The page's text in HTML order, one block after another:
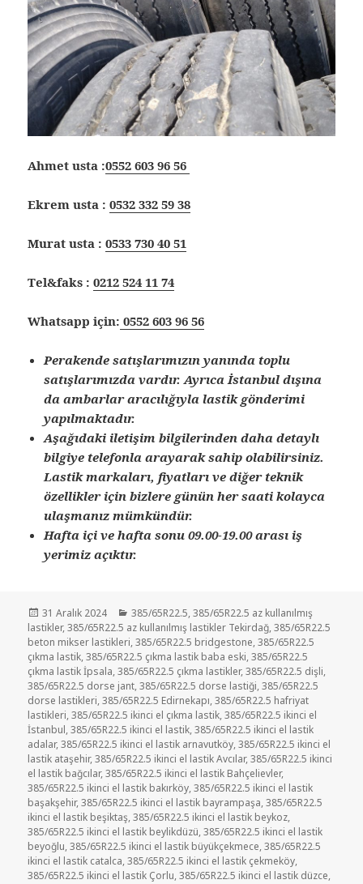
Ahmet usta :0552 603 96 56
Ekrem usta :0532 332 59 38
Murat usta :0533 730 40 51
Tel&faks :0212 524 11 74
Whatsapp için: 0552 603 96 56
Perakende satışlarımızın yanında toplu
satışlarımızda vardır. Ayrıca İstanbul dışına
da ambarlar aracılığıyla lastik gönderimi
yapılmaktadır.
Aşağıdaki iletişim bilgilerinden daha detaylı
bilgiye telefonla arayarak sahip olabilirsiniz.
Lastik markaları, fiyatları ve diğer teknik
özellikler için bizlere günün her saati kolayca
ulaşmanız mümkündür.
Hafta içi ve hafta sonu 09.00-19.00 arası iş
yerimiz açıktır.
Yayın
tarihi
31 Aralık 2024 Kategoriler
385/65R22.5,385/65R22.5 az kullanılmış
lastikler,385/65R22.5 az kullanılmış lastikler Tekirdağ,385/65R22.5
beton mikser lastikleri,385/65R22.5 bridgestone,385/65R22.5
çıkma lastik,385/65R22.5 çıkma lastik baba eski,385/65R22.5
çıkma lastik İpsala,385/65R22.5 çıkma lastikler,385/65R22.5 dişli,
385/65R22.5 dorse jant,385/65R22.5 dorse lastiği,385/65R22.5
dorse lastikleri,385/65R22.5 Edirnekapı,385/65R22.5 hafriyat
lastikleri,385/65R22.5 ikinci el çıkma lastik,385/65R22.5 ikinci el
İstanbul,385/65R22.5 ikinci el lastik,385/65R22.5 ikinci el lastik
adalar,385/65R22.5 ikinci el lastik arnavutköy,385/65R22.5 ikinci el
lastik ataşehir,385/65R22.5 ikinci el lastik Avcılar,385/65R22.5 ikinci
el lastik bağcılar,385/65R22.5 ikinci el lastik Bahçelievler,
385/65R22.5 ikinci el lastik bakırköy,385/65R22.5 ikinci el lastik
başakşehir,385/65R22.5 ikinci el lastik bayrampaşa,385/65R22.5
ikinci el lastik beşiktaş,385/65R22.5 ikinci el lastik beykoz,
385/65R22.5 ikinci el lastik beylikdüzü,385/65R22.5 ikinci el lastik
beyoğlu,385/65R22.5 ikinci el lastik büyükçekmece,385/65R22.5
ikinci el lastik catalca,385/65R22.5 ikinci el lastik çekmeköy,
385/65R22.5 ikinci el lastik Çorlu,385/65R22.5 ikinci el lastik düzce,